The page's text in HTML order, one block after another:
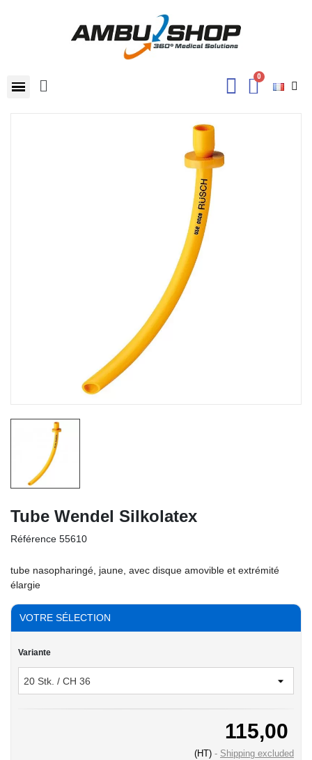
Tube Wendel Silkolatex
Référence 55610
tube nasopharingé, jaune, avec disque amovible et extrémité
élargie
VOTRE SÉLECTION
Variante
115,00
(HT)
Shipping excluded